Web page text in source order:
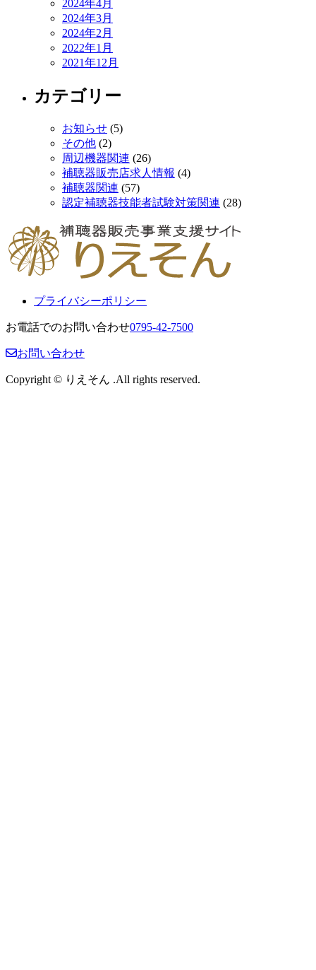
2024年4月
2024年3月
2024年2月
2022年1月
2021年12月
カテゴリー
お知らせ (5)
その他 (2)
周辺機器関連 (26)
補聴器販売店求人情報 (4)
補聴器関連 (57)
認定補聴器技能者試験対策関連 (28)
プライバシーポリシー
お電話でのお問い合わせ0795-42-7500
お問い合わせ
Copyright © りえそん .All rights reserved.